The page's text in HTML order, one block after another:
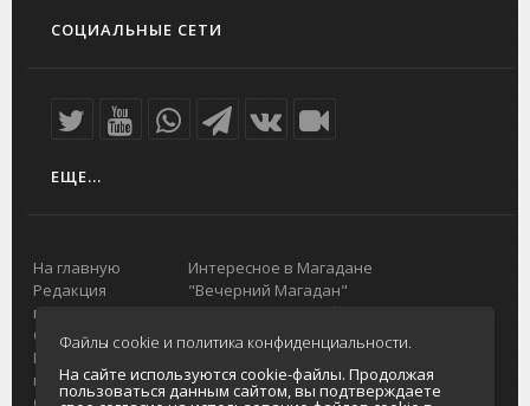
СОЦИАЛЬНЫЕ СЕТИ
ЕЩЕ...
На главную
Редакция
портала
О проекте
Реклама на
портале
Интересное в Магадане
"Вечерний Магадан"
Городская доска объявлений
Главный туристический портал
Колымы
Файлы cookie и политика конфиденциальности.
На сайте используются cookie-файлы. Продолжая
пользоваться данным сайтом, вы подтверждаете